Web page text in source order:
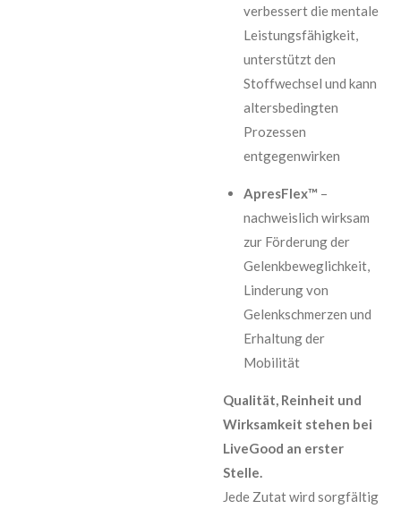
verbessert die mentale
Leistungsfähigkeit,
unterstützt den
Stoffwechsel und kann
altersbedingten
Prozessen
entgegenwirken
ApresFlex™ –
nachweislich wirksam
zur Förderung der
Gelenkbeweglichkeit,
Linderung von
Gelenkschmerzen und
Erhaltung der
Mobilität
Qualität, Reinheit und
Wirksamkeit stehen bei
LiveGood an erster
Stelle.
Jede Zutat wird sorgfältig